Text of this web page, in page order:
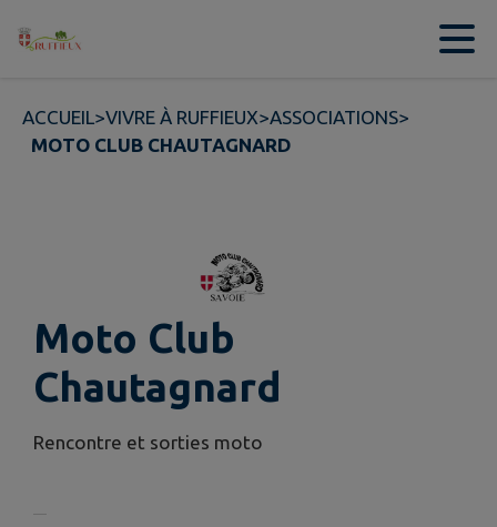
Contenu
ACCUEIL>VIVRE À RUFFIEUX>ASSOCIATIONS>
MOTO CLUB CHAUTAGNARD
Moto Club
Chautagnard
Rencontre et sorties moto